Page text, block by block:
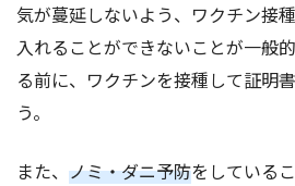
気が蔓延しないよう、ワクチン接
入れることができないことが一般
る前に、ワクチンを接種して証明
う。
また、 ノミ・ダニ予防をしている